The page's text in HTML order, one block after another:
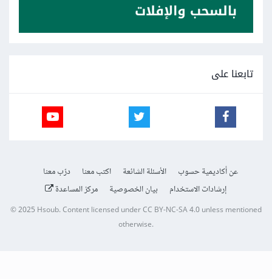
تابعنا على
عن أكاديمية حسوب الأسئلة الشائعة اكتب معنا
درّب معنا
إرشادات الاستخدام
بيان الخصوصية مركز المساعدة
© 2025 Hsoub.Content licensed underCC BY-NC-SA 4.0unless mentioned
otherwise.